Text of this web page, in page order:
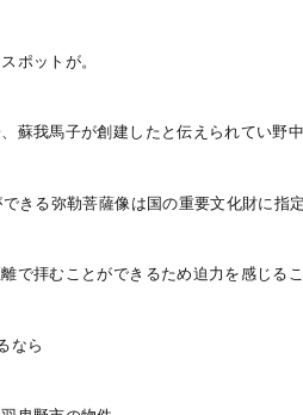
ポットが。
蘇我馬子が創建したと伝えられてい野中
きる弥勒菩薩像は国の重要文化財に指
で拝むことができるため迫力を感じるこ
なら